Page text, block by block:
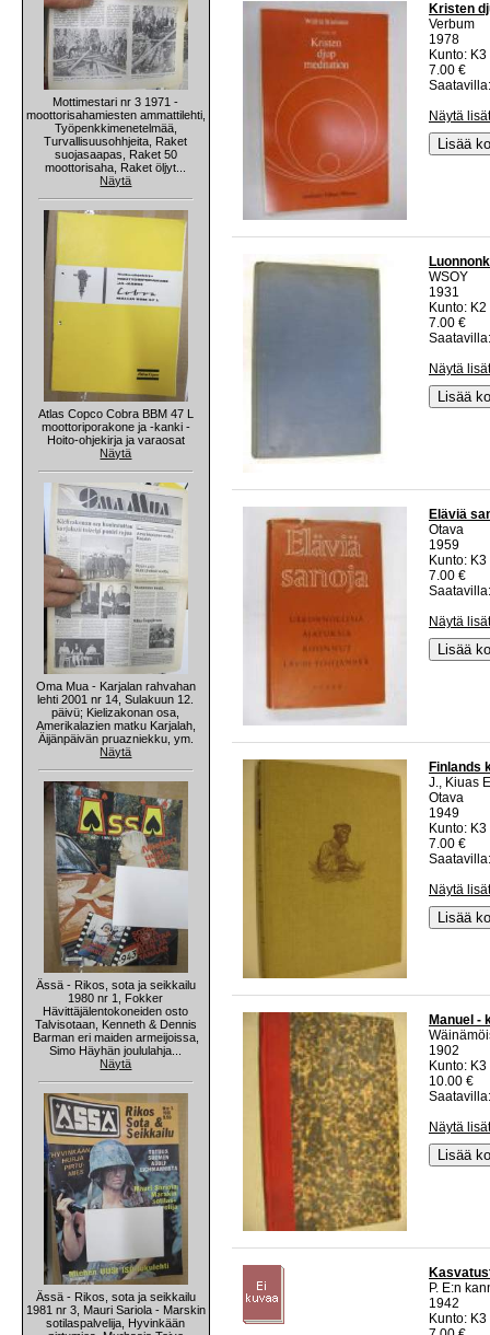
Mottimestari nr 3 1971 -
moottorisahamiesten ammattilehti,
Työpenkkimenetelmää,
Turvallisuusohhjeita, Raket
suojasaapas, Raket 50
moottorisaha, Raket öljyt...
Näytä
Atlas Copco Cobra BBM 47 L
moottoriporakone ja -kanki -
Hoito-ohjekirja ja varaosat
Näytä
Oma Mua - Karjalan rahvahan
lehti 2001 nr 14, Sulakuun 12.
päivü; Kielizakonan osa,
Amerikalazien matku Karjalah,
Äijänpäivän pruazniekku, ym.
Näytä
Ässä - Rikos, sota ja seikkailu
1980 nr 1, Fokker
Hävittäjälentokoneiden osto
Talvisotaan, Kenneth & Dennis
Barman eri maiden armeijoissa,
Simo Häyhän joululahja...
Näytä
Ässä - Rikos, sota ja seikkailu
1981 nr 3, Mauri Sariola - Marskin
sotilaspalvelija, Hyvinkään
Kristen
Verbum
1978
Kunto:
7.00 €
Näytä
Lisää
WSOY
1931
Kunto:
7.00 €
Näytä
Lisää
Eläviä
Otava
1959
Kunto:
7.00 €
Näytä
Lisää
Finlands
J., Kiuas
Otava
1949
Kunto:
7.00 €
Näytä
Lisää
Manuel -
1902
Kunto:
10.00 €
Näytä
Lisää
P. E:n
1942
Kunto: